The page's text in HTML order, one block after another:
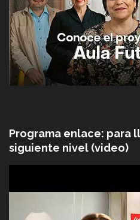
Programa enlace: para
siguiente nivel (video)